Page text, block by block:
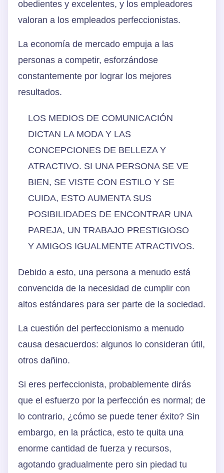
obedientes y excelentes, y los empleadores
valoran a los empleados perfeccionistas.
La economía de mercado empuja a las
personas a competir, esforzándose
constantemente por lograr los mejores
resultados.
LOS MEDIOS DE COMUNICACIÓN
DICTAN LA MODA Y LAS
CONCEPCIONES DE BELLEZA Y
ATRACTIVO. SI UNA PERSONA SE VE
BIEN, SE VISTE CON ESTILO Y SE
CUIDA, ESTO AUMENTA SUS
POSIBILIDADES DE ENCONTRAR UNA
PAREJA, UN TRABAJO PRESTIGIOSO
Y AMIGOS IGUALMENTE ATRACTIVOS.
Debido a esto, una persona a menudo está
convencida de la necesidad de cumplir con
altos estándares para ser parte de la sociedad.
La cuestión del perfeccionismo a menudo
causa desacuerdos: algunos lo consideran útil,
otros dañino.
Si eres perfeccionista, probablemente dirás
que el esfuerzo por la perfección es normal; de
lo contrario, ¿cómo se puede tener éxito? Sin
embargo, en la práctica, esto te quita una
enorme cantidad de fuerza y recursos,
agotando gradualmente pero sin piedad tu